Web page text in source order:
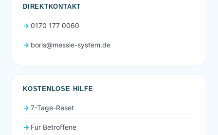
DIREKTKONTAKT
0170 177 0060
boris@messie-system.de
KOSTENLOSE HILFE
7-Tage-Reset
Für Betroffene